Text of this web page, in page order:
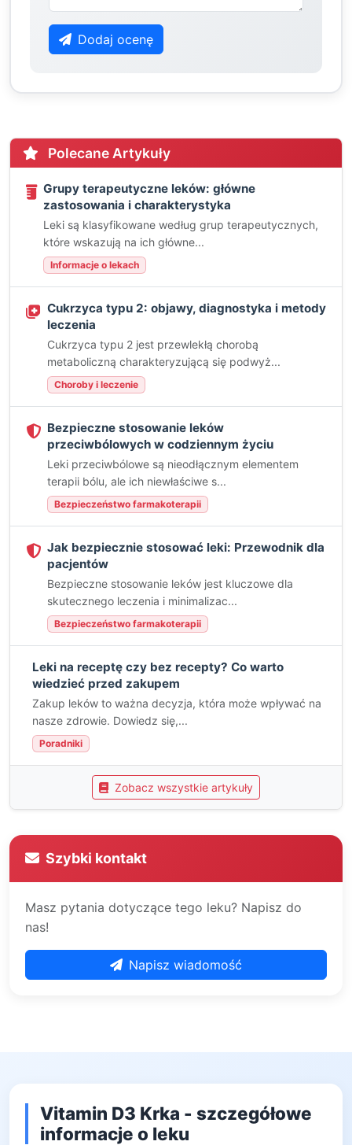
Dodaj ocenę
Polecane Artykuły
Grupy terapeutyczne leków: główne
zastosowania i charakterystyka
Leki są klasyfikowane według grup terapeutycznych,
które wskazują na ich główne...
Informacje o lekach
Cukrzyca typu 2: objawy, diagnostyka i metody
leczenia
Cukrzyca typu 2 jest przewlekłą chorobą
metaboliczną charakteryzującą się podwyż...
Choroby i leczenie
Bezpieczne stosowanie leków
przeciwbólowych w codziennym życiu
Leki przeciwbólowe są nieodłącznym elementem
terapii bólu, ale ich niewłaściwe s...
Bezpieczeństwo farmakoterapii
Jak bezpiecznie stosować leki: Przewodnik dla
pacjentów
Bezpieczne stosowanie leków jest kluczowe dla
skutecznego leczenia i minimalizac...
Bezpieczeństwo farmakoterapii
Leki na receptę czy bez recepty? Co warto
wiedzieć przed zakupem
Zakup leków to ważna decyzja, która może wpływać na
nasze zdrowie. Dowiedz się,...
Poradniki
Zobacz wszystkie artykuły
Szybki kontakt
Masz pytania dotyczące tego leku? Napisz do
nas!
Napisz wiadomość
Vitamin D3 Krka - szczegółowe
informacje o leku